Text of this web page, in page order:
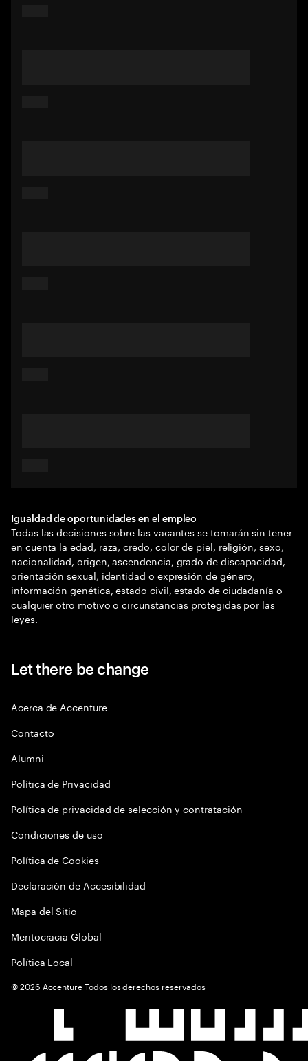
Igualdad de oportunidades en el empleo
Todas las decisiones sobre las vacantes se tomarán sin tener
en cuenta la edad, raza, credo, color de piel, religión, sexo,
nacionalidad, origen, ascendencia, grado de discapacidad,
orientación sexual, identidad o expresión de género,
información genética, estado civil, estado de ciudadanía o
cualquier otro motivo o circunstancias protegidas por las
leyes.
Let there be change
Acerca de Accenture
Contacto
Alumni
Política de Privacidad
Política de privacidad de selección y contratación
Condiciones de uso
Política de Cookies
Declaración de Accesibilidad
Mapa del Sitio
Meritocracia Global
Política Local
©2026 Accenture Todos los derechos reservados